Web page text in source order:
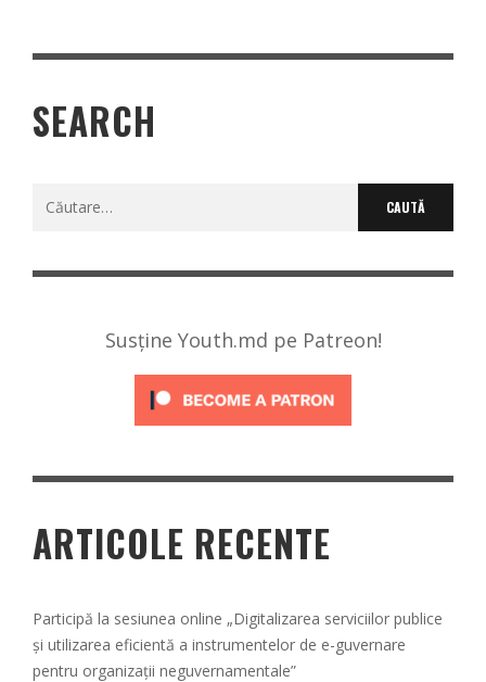
SEARCH
Susține Youth.md pe Patreon!
ARTICOLE RECENTE
Participă la sesiunea online „Digitalizarea serviciilor publice
și utilizarea eficientă a instrumentelor de e-guvernare
pentru organizații neguvernamentale”